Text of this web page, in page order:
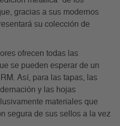
gracias a sus modernos
su colección de
ofrecen todas las
se pueden esperar de un
Así, para las tapas, las
y las hojas
materiales que
segura de sus sellos a la vez